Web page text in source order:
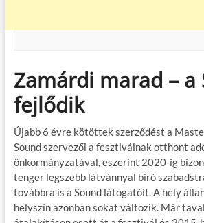
Zamárdi marad – a
fejlődik
Újabb 6 évre kötöttek szerződést a
Sound szervezői a fesztiválnak otthont
önkormányzatával, eszerint 2020-ig
tenger legszebb látvánnyal bíró
továbbra is a Sound látogatóit. A hely
helyszín azonban sokat változik. Már